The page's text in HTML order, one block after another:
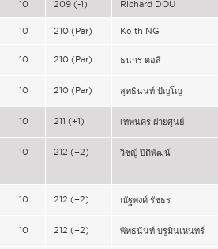
10 209 (-1) Richard DOU
10 210 (Par) Keith NG
10 210 (Par) ธนกร ตอสี
10 210 (Par) สุทธินนท์ ปัญโญ
10 211 (+1) เทพนคร ฝ่ายศูนย์
10 212 (+2) วิชญ์ ปิติพัฒน์
10 212 (+2) ณัฐพงค์ รัชธร
10 212 (+2) พัทธนันท์ บรูมินเหนทร์